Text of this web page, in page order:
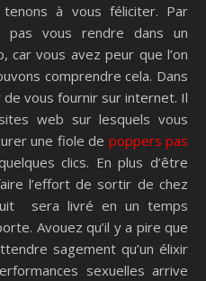
à vous féliciter. Par
pas vous rendre dans un
car vous avez peur que l’on
comprendre cela. Dans
vous fournir sur internet. Il
web sur lesquels vous
une fiole de poppers pas
clics. En plus d’être
l’effort de sortir de chez
sera livré en un temps
Avouez qu’il y a pire que
sagement qu’un élixir
sexuelles arrive